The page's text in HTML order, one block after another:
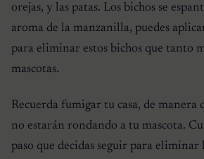
orejas, y las patas. Los bichos se
aroma de la manzanilla, puedes
para eliminar estos bichos que tanto
mascotas.
Recuerda fumigar tu casa, de manera
no estarán rondando a tu mascota.
paso que decidas seguir para eliminar